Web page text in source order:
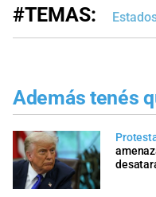
#TEMAS:
Además tenés